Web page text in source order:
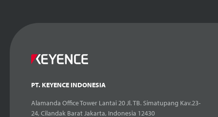
PT. KEYENCE INDONESIA
Alamanda Office Tower Lantai 20 Jl. TB. Simatupang Kav.23-
24, Cilandak Barat Jakarta, Indonesia 12430